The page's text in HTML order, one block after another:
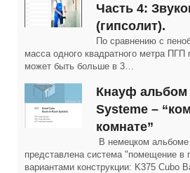
Часть 4:
(гипсолит).
По сравнению с
масса одного квадратного метра
может быть больше в 3…
Кнауф альбом
Systeme –
комнате”
В немецком
представлена система "помещение в
вариантами конструкции: K375 Cubo